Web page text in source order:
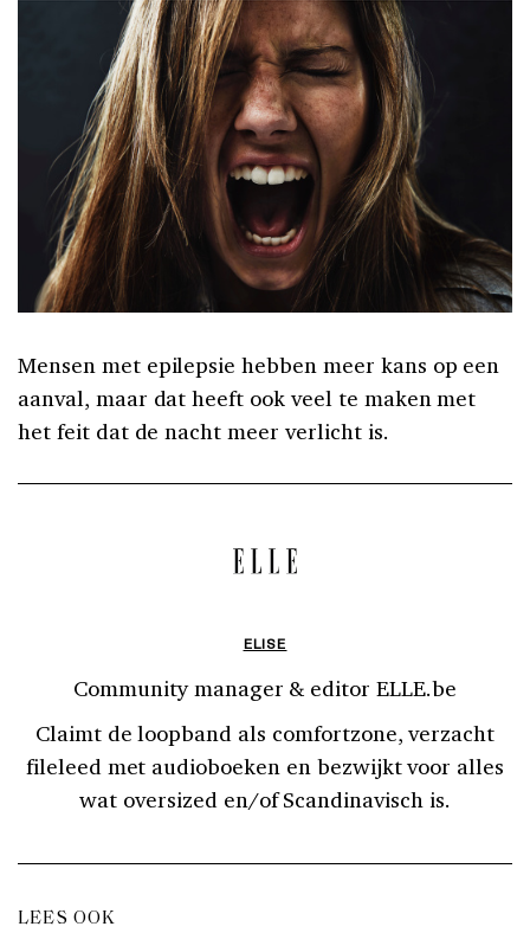
Mensen met epilepsie hebben meer kans op een
aanval, maar dat heeft ook veel te maken met
het feit dat de nacht meer verlicht is.
ELISE
Community manager & editor ELLE.be
Claimt de loopband als comfortzone, verzacht
fileleed met audioboeken en bezwijkt voor alles
wat oversized en/of Scandinavisch is.
LEES OOK